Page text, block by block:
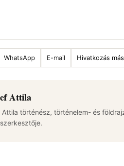
WhatsApp E-mail Hivatkozás
Attila
Attila történész, történelem- és